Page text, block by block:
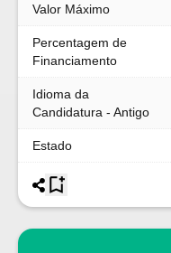
Valor Máximo
Percentagem de
Financiamento
Idioma da
Candidatura - Antigo
Estado